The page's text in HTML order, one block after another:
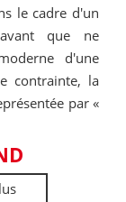
le cadre d'un
que ne
d'une
contrainte, la
par «